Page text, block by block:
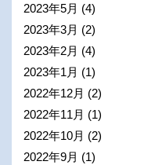
2023年5月 (4)
2023年3月 (2)
2023年2月 (4)
2023年1月 (1)
2022年12月 (2)
2022年11月 (1)
2022年10月 (2)
2022年9月 (1)